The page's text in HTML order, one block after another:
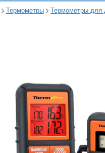
Термометры Термометры для